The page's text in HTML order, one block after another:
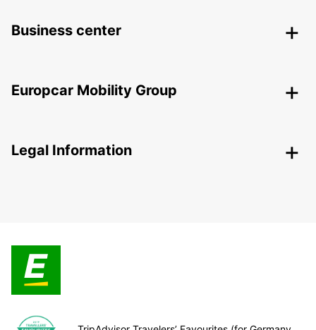
Business center
Europcar Mobility Group
Legal Information